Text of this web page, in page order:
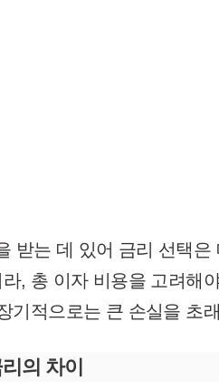
받는 데 있어 금리 선택
, 총 이자 비용을 고려해
기적으로는 큰 손실을 초
의 차이